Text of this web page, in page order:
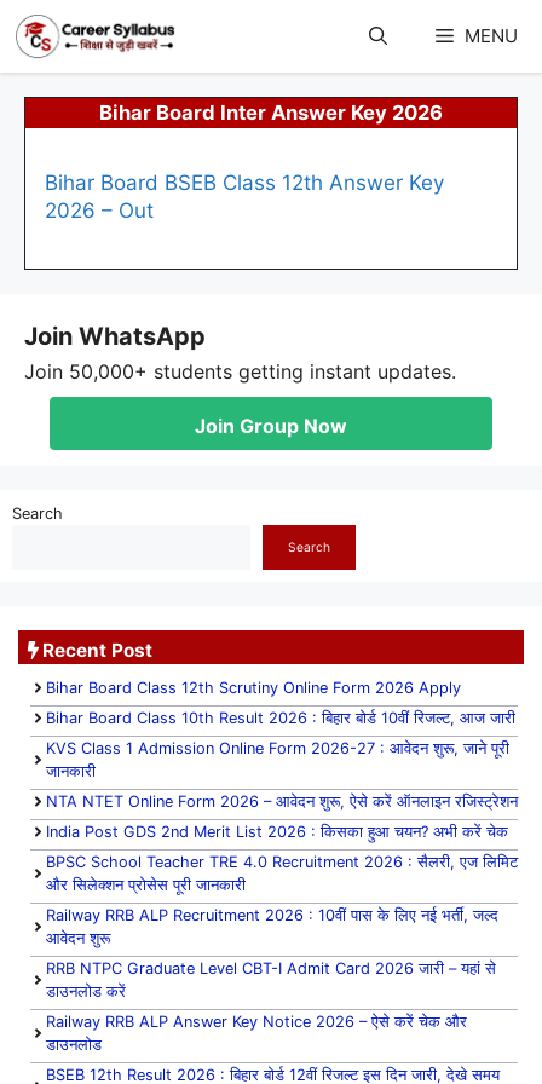
content
MENU
Bihar Board Inter Answer Key 2026
Bihar Board BSEB Class 12th Answer Key
2026 – Out
Join WhatsApp
Join 50,000+ students getting instant updates.
Join Group Now
Search
Search
Recent Post
Bihar Board Class 12th Scrutiny Online Form 2026 Apply
Bihar Board Class 10th Result 2026 : बिहार बोर्ड 10वीं रिजल्ट, आज जारी
KVS Class 1 Admission Online Form 2026-27 : आवेदन शुरू, जाने पूरी
जानकारी
NTA NTET Online Form 2026 – आवेदन शुरू, ऐसे करें ऑनलाइन रजिस्ट्रेशन
India Post GDS 2nd Merit List 2026 : किसका हुआ चयन? अभी करें चेक
BPSC School Teacher TRE 4.0 Recruitment 2026 : सैलरी, एज लिमिट
और सिलेक्शन प्रोसेस पूरी जानकारी
Railway RRB ALP Recruitment 2026 : 10वीं पास के लिए नई भर्ती, जल्द
आवेदन शुरू
RRB NTPC Graduate Level CBT-I Admit Card 2026 जारी – यहां से
डाउनलोड करें
Railway RRB ALP Answer Key Notice 2026 – ऐसे करें चेक और
डाउनलोड
BSEB 12th Result 2026 : बिहार बोर्ड 12वीं रिजल्ट इस दिन जारी, देखे समय